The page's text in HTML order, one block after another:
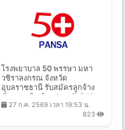
โรงพยาบาล 50 พรรษา มหา
วชิราลงกรณ จังหวัด
อุบลราชธานี รับสมัครลูกจ้าง
ชั่วคราวเงินบำรุง(รายวัน) 10
อัตรา ค่าจ้างวันละ 305 บาท
ตั้งแต่วันที่ 31 ก.ค. - 14 ส.ค.
2569
27 ก.ค. 2569 เวลา 19:53 น.
823